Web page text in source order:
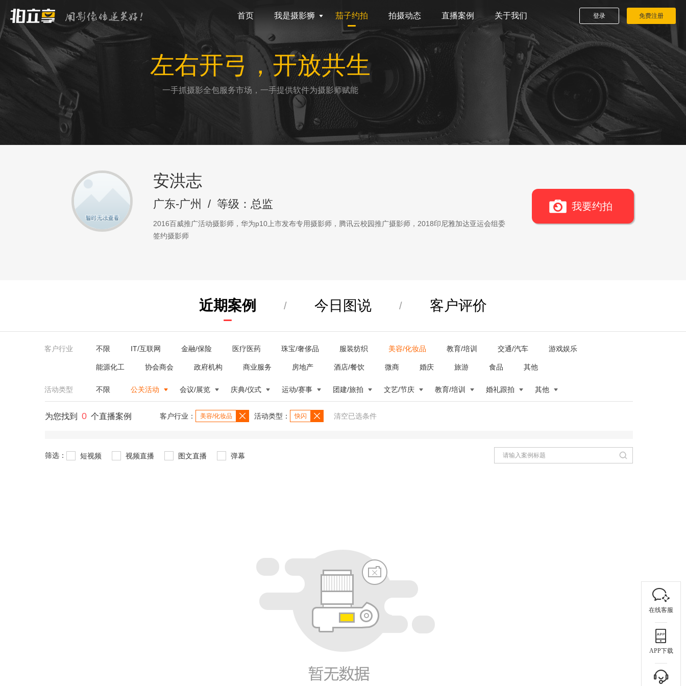
首页 我是摄影狮 茄子约拍 拍摄动态 直播案例 关于我们 登录 免费注册
左右开弓，开放共生
一手抓摄影全包服务市场，一手提供软件为摄影师赋能
安洪志
广东-广州 / 等级：总监
2016百威推广活动摄影师，华为p10上市发布专用摄影师，腾讯云校园推广摄影师，2018印尼雅加达亚运会组委
签约摄影师
我要约拍
近期案例 / 今日图说 / 客户评价
客户行业 不限 IT/互联网 金融/保险 医疗医药 珠宝/奢侈品 服装纺织 美容/化妆品 教育/培训 交通/汽车 游戏娱乐
能源化工 协会商会 政府机构 商业服务 房地产 酒店/餐饮 微商 婚庆 旅游 食品 其他
活动类型 不限 公关活动 会议/展览 庆典/仪式 运动/赛事 团建/旅拍 文艺/节庆 教育/培训 婚礼跟拍 其他
为您找到 0 个直播案例 客户行业： 美容/化妆品 活动类型： 快闪 清空已选条件
筛选： 短视频 视频直播 图文直播 弹幕
在线客服
APP下载